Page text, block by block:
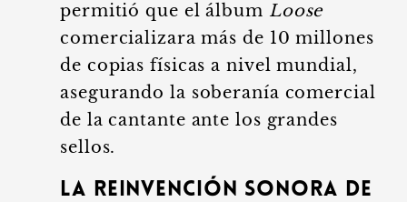
permitió que el álbum Loose
comercializara más de 10 millones
de copias físicas a nivel mundial,
asegurando la soberanía comercial
de la cantante ante los grandes
sellos.
La reinvención sonora de